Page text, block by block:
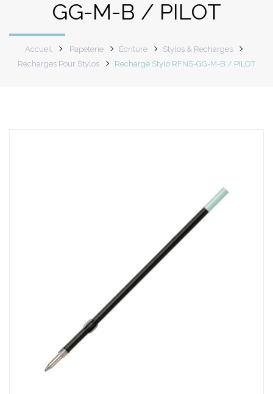
GG-M-B / PILOT
Accueil Papeterie Écriture
Stylos & Recharges
Recharges Pour Stylos
Recharge Stylo RFNS-GG-M-B / PILOT